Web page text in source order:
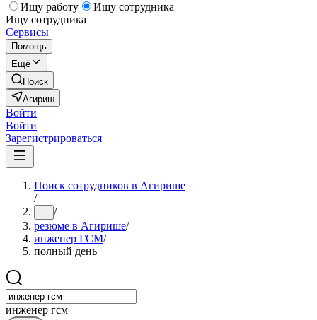
Ищу работу
Ищу сотрудника
Ищу сотрудника
Сервисы
Помощь
Ещё
Поиск
Агириш
Войти
Войти
Зарегистрироваться
Поиск сотрудников в Агирише
/
... /
резюме в Агирише/
инженер ГСМ/
полный день
инженер гсм